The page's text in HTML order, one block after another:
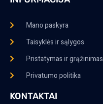
Mano paskyra
Taisyklės ir sąlygos
Pristatymas ir grąžinimas
Privatumo politika
KONTAKTAI